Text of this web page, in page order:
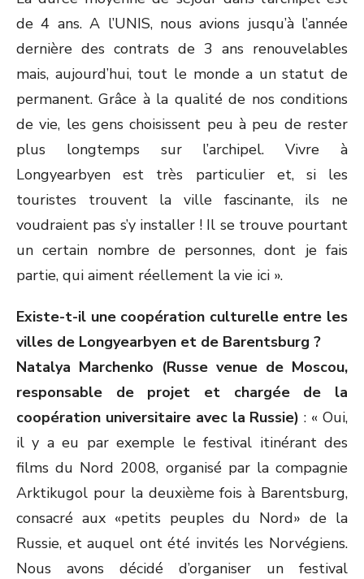
de 4 ans. A l’UNIS, nous avions jusqu’à l’année
dernière des contrats de 3 ans renouvelables
mais, aujourd’hui, tout le monde a un statut de
permanent. Grâce à la qualité de nos conditions
de vie, les gens choisissent peu à peu de rester
plus longtemps sur l’archipel. Vivre à
Longyearbyen est très particulier et, si les
touristes trouvent la ville fascinante, ils ne
voudraient pas s’y installer ! Il se trouve pourtant
un certain nombre de personnes, dont je fais
partie, qui aiment réellement la vie ici ».
Existe-t-il une coopération culturelle entre les
villes de Longyearbyen et de Barentsburg ?
Natalya Marchenko (Russe venue de Moscou,
responsable de projet et chargée de la
coopération universitaire avec la Russie): « Oui,
il y a eu par exemple le festival itinérant des
films du Nord 2008, organisé par la compagnie
Arktikugol pour la deuxième fois à Barentsburg,
consacré aux «petits peuples du Nord» de la
Russie, et auquel ont été invités les Norvégiens.
Nous avons décidé d’organiser un festival